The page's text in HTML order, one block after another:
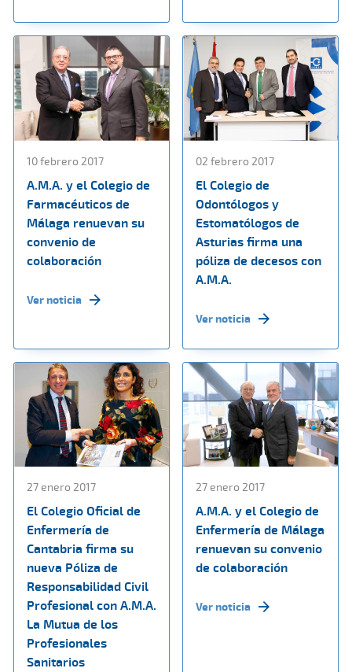
10 febrero 2017
A.M.A. y el Colegio de
Farmacéuticos de
Málaga renuevan su
convenio de
colaboración
Ver noticia
02 febrero 2017
El Colegio de
Odontólogos y
Estomatólogos de
Asturias firma una
póliza de decesos con
A.M.A.
Ver noticia
27 enero 2017
El Colegio Oficial de
Enfermería de
Cantabria firma su
nueva Póliza de
Responsabilidad Civil
Profesional con A.M.A.
La Mutua de los
Profesionales
Sanitarios
27 enero 2017
A.M.A. y el Colegio de
Enfermería de Málaga
renuevan su convenio
de colaboración
Ver noticia